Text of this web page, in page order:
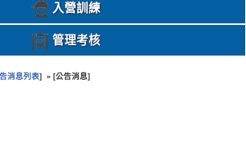
入營訓練
管理考核
消息列表] » [公告消息]